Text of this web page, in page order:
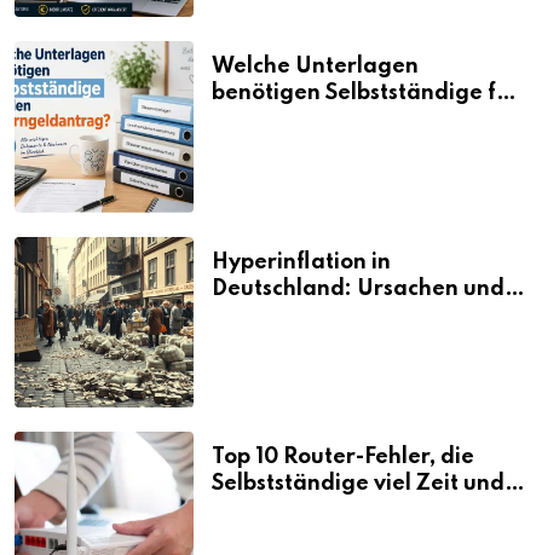
Welche Unterlagen
benötigen Selbstständige für
Hyperinflation in
Deutschland: Ursachen und
Top 10 Router-Fehler, die
Selbstständige viel Zeit und